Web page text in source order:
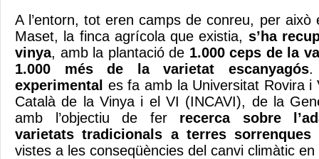
A l’entorn, tot eren camps de conreu, per això
Maset, la finca agrícola que existia, s’ha
vinya, amb la plantació de 1.000 ceps de la
1.000 més de la varietat escanyagós.
experimental es fa amb la Universitat Rovira i
Català de la Vinya i el VI (INCAVI), de la
amb l’objectiu de fer recerca sobre
varietats tradicionals a terres sorrenques
vistes a les conseqüències del canvi climàtic en